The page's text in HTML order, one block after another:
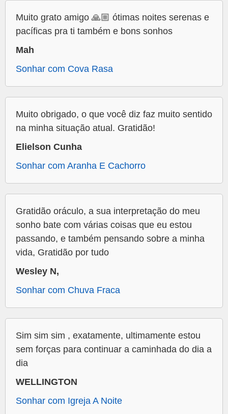
Muito grato amigo 🙏🏼 ótimas noites serenas e
pacíficas pra ti também e bons sonhos
Mah
Sonhar com Cova Rasa
Muito obrigado, o que você diz faz muito sentido
na minha situação atual. Gratidão!
Elielson Cunha
Sonhar com Aranha E Cachorro
Gratidão oráculo, a sua interpretação do meu
sonho bate com várias coisas que eu estou
passando, e também pensando sobre a minha
vida, Gratidão por tudo
Wesley N,
Sonhar com Chuva Fraca
Sim sim sim , exatamente, ultimamente estou
sem forças para continuar a caminhada do dia a
dia
WELLINGTON
Sonhar com Igreja A Noite